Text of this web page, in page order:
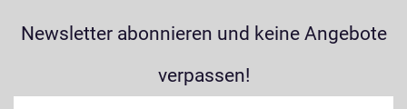
Newsletter abonnieren und keine Angebote
verpassen!